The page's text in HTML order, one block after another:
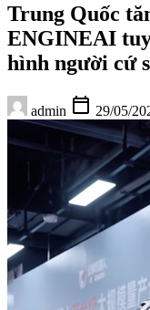
Trung Quốc
ENGINEAI
hình người cứ
admin calendar_today 29/05/